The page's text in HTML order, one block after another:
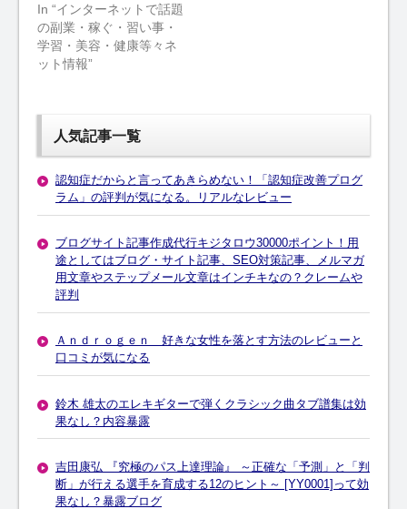
In “インターネットで話題
の副業・稼ぐ・習い事・
学習・美容・健康等々ネ
ット情報”
人気記事一覧
認知症だからと言ってあきらめない！「認知症改善プログ
ラム」の評判が気になる。リアルなレビュー
ブログサイト記事作成代行キジタロウ30000ポイント！用
途としてはブログ・サイト記事、SEO対策記事、メルマガ
用文章やステップメール文章はインチキなの？クレームや
評判
Ａｎｄｒｏｇｅｎ 好きな女性を落とす方法のレビューと
口コミが気になる
鈴木 雄太のエレキギターで弾くクラシック曲タブ譜集は効
果なし？内容暴露
吉田康弘 『究極のパス上達理論』 ～正確な「予測」と「判
断」が行える選手を育成する12のヒント～ [YY0001]って効
果なし？暴露ブログ